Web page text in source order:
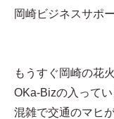
岡崎ビジネスサポ
もうすぐ岡崎の花
OKa-Bizの入って
混雑で交通のマヒ